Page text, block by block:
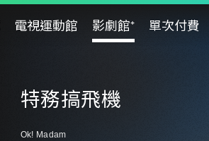
電視運動館 影劇館⁺ 單次付費
特務搞飛機
Ok! Madam